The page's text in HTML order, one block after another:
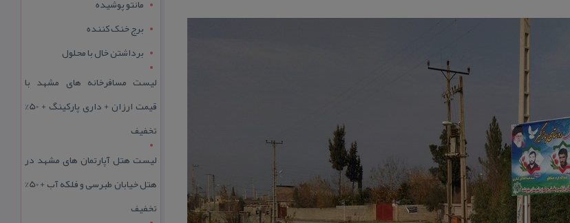
مانتو پوشیده
برج خنک کننده
برداشتن خال با محلول
لیست مسافرخانه های مشهد با
قیمت ارزان + داری پارکینگ + 50%
تخفیف
لیست هتل آپارتمان های مشهد در
هتل خیابان طبرسی و فلکه آب + 50%
تخفیف